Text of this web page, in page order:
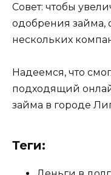
Совет: чтобы
одобрения займа,
нескольких
Надеемся, что
подходящий
займа в городе
Теги: